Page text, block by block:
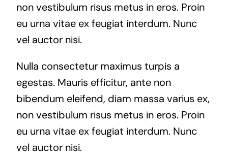
non vestibulum risus metus in eros. Proin
eu urna vitae ex feugiat interdum. Nunc
vel auctor nisi.
Nulla consectetur maximus turpis a
egestas. Mauris efficitur, ante non
bibendum eleifend, diam massa varius ex,
non vestibulum risus metus in eros. Proin
eu urna vitae ex feugiat interdum. Nunc
vel auctor nisi.